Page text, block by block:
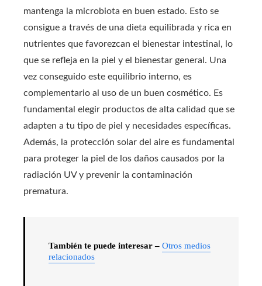
mantenga la microbiota en buen estado. Esto se
consigue a través de una dieta equilibrada y rica en
nutrientes que favorezcan el bienestar intestinal, lo
que se refleja en la piel y el bienestar general. Una
vez conseguido este equilibrio interno, es
complementario al uso de un buen cosmético. Es
fundamental elegir productos de alta calidad que se
adapten a tu tipo de piel y necesidades específicas.
Además, la protección solar del aire es fundamental
para proteger la piel de los daños causados ​​por la
radiación UV y prevenir la contaminación
prematura.
También te puede interesar – Otros medios
relacionados